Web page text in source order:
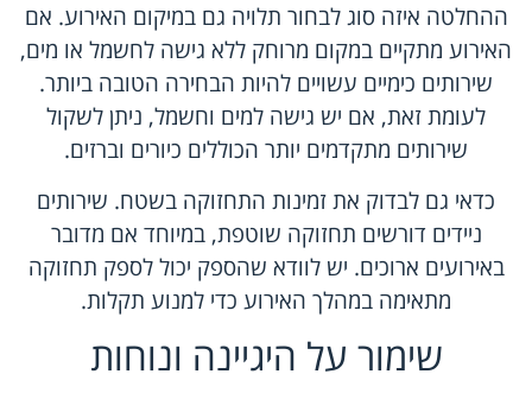
ההחלטה איזה סוג לבחור תלויה גם במיקום האירוע. אם
האירוע מתקיים במקום מרוחק ללא גישה לחשמל או מים,
שירותים כימיים עשויים להיות הבחירה הטובה ביותר.
לעומת זאת, אם יש גישה למים וחשמל, ניתן לשקול
שירותים מתקדמים יותר הכוללים כיורים וברזים.
כדאי גם לבדוק את זמינות התחזוקה בשטח. שירותים
ניידים דורשים תחזוקה שוטפת, במיוחד אם מדובר
באירועים ארוכים. יש לוודא שהספק יכול לספק תחזוקה
מתאימה במהלך האירוע כדי למנוע תקלות.
שימור על היגיינה ונוחות